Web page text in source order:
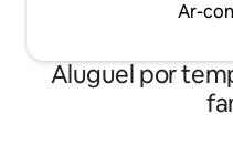
Ar-
Aluguel por